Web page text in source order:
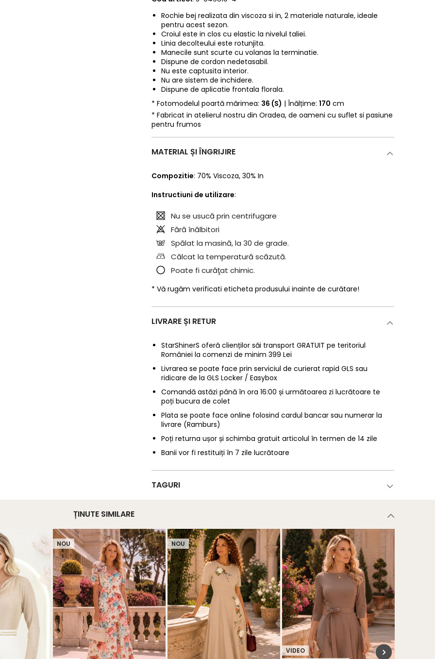
Rochie bej realizata din viscoza si in, 2 materiale naturale, ideale
pentru acest sezon.
Croiul este in clos cu elastic la nivelul taliei.
Linia decolteului este rotunjita.
Manecile sunt scurte cu volanas la terminatie.
Dispune de cordon nedetasabil.
Nu este captusita interior.
Nu are sistem de inchidere.
Dispune de aplicatie frontala florala.
* Fotomodelul poartă mărimea: 36 (S) | Înălțime:170 cm
* Fabricat in atelierul nostru din Oradea, de oameni cu suflet si pasiune
pentru frumos
MATERIAL ȘI ÎNGRIJIRE
Compozitie: 70% Viscoza,30% In
Instructiuni de utilizare:
Nu se usucă prin centrifugare
Fără înălbitori
Spălat la masină, la 30 de grade.
Călcat la temperatură scăzută.
Poate fi curăţat chimic.
* Vă rugăm verificati eticheta produsului inainte de curătare!
LIVRARE ȘI RETUR
StarShinerS oferă clienților săi transport GRATUIT pe teritoriul
României la comenzi de minim 399 Lei
Livrarea se poate face prin serviciul de curierat rapid GLS sau
ridicare de la GLS Locker / Easybox
Comandă astăzi până în ora 16:00 și următoarea zi lucrătoare te
poți bucura de colet
Plata se poate face online folosind cardul bancar sau numerar la
livrare (Ramburs)
Poți returna ușor și schimba gratuit articolul în termen de 14 zile
Banii vor fi restituiți în 7 zile lucrătoare
TAGURI
ȚINUTE SIMILARE
NOU NOU
VIDEO